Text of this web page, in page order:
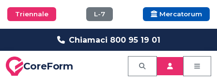
Chiamaci 800 95 19 01
CoreForm
Triennale L-7 Mercatorum